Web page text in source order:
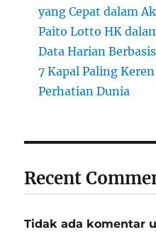
yang Cepat dalam
Paito Lotto HK
Data Harian
7 Kapal Paling
Perhatian Dunia
Recent
Tidak ada komentar